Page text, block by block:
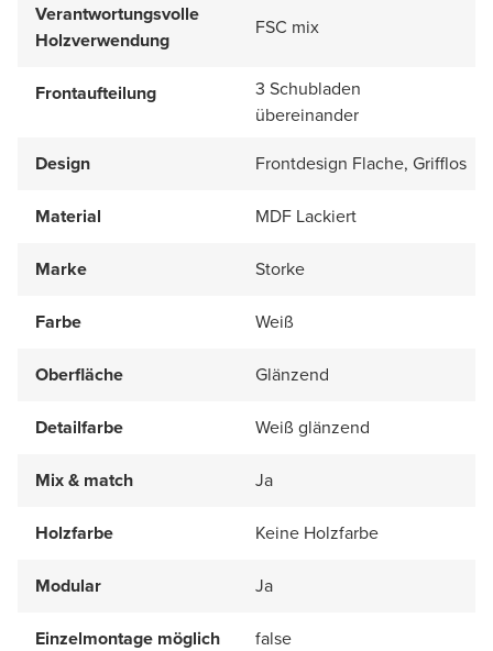
Verantwortungsvolle
Holzverwendung
FSC mix
Frontaufteilung
3 Schubladen
übereinander
Design
Frontdesign Flache, Grifflos
Material MDF Lackiert
Marke Storke
Farbe Weiß
Oberfläche Glänzend
Detailfarbe Weiß glänzend
Mix & match Ja
Holzfarbe Keine Holzfarbe
Modular Ja
Einzelmontage möglich false